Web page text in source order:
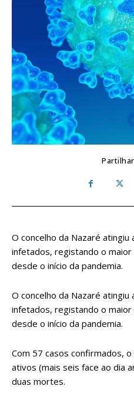
O concelho da Nazaré
infetados, registando o
desde o início da pandemia.
O concelho da Nazaré
infetados, registando o
desde o início da pandemia.
Com 57 casos confirmados,
ativos (mais seis face ao dia
duas mortes.